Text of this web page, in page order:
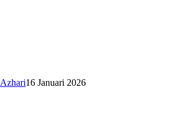
Azhari16 Januari 2026